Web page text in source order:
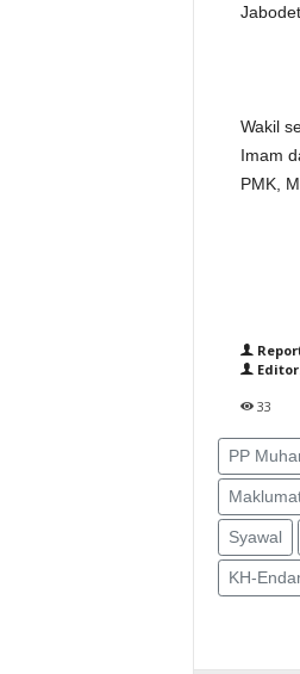
Wakil
Imam
PMK,
33
PP
Syawal
KH-